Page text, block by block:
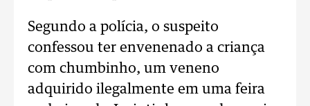
Segundo a polícia, o suspeito
confessou ter envenenado a criança
com chumbinho, um veneno
adquirido ilegalmente em uma feira